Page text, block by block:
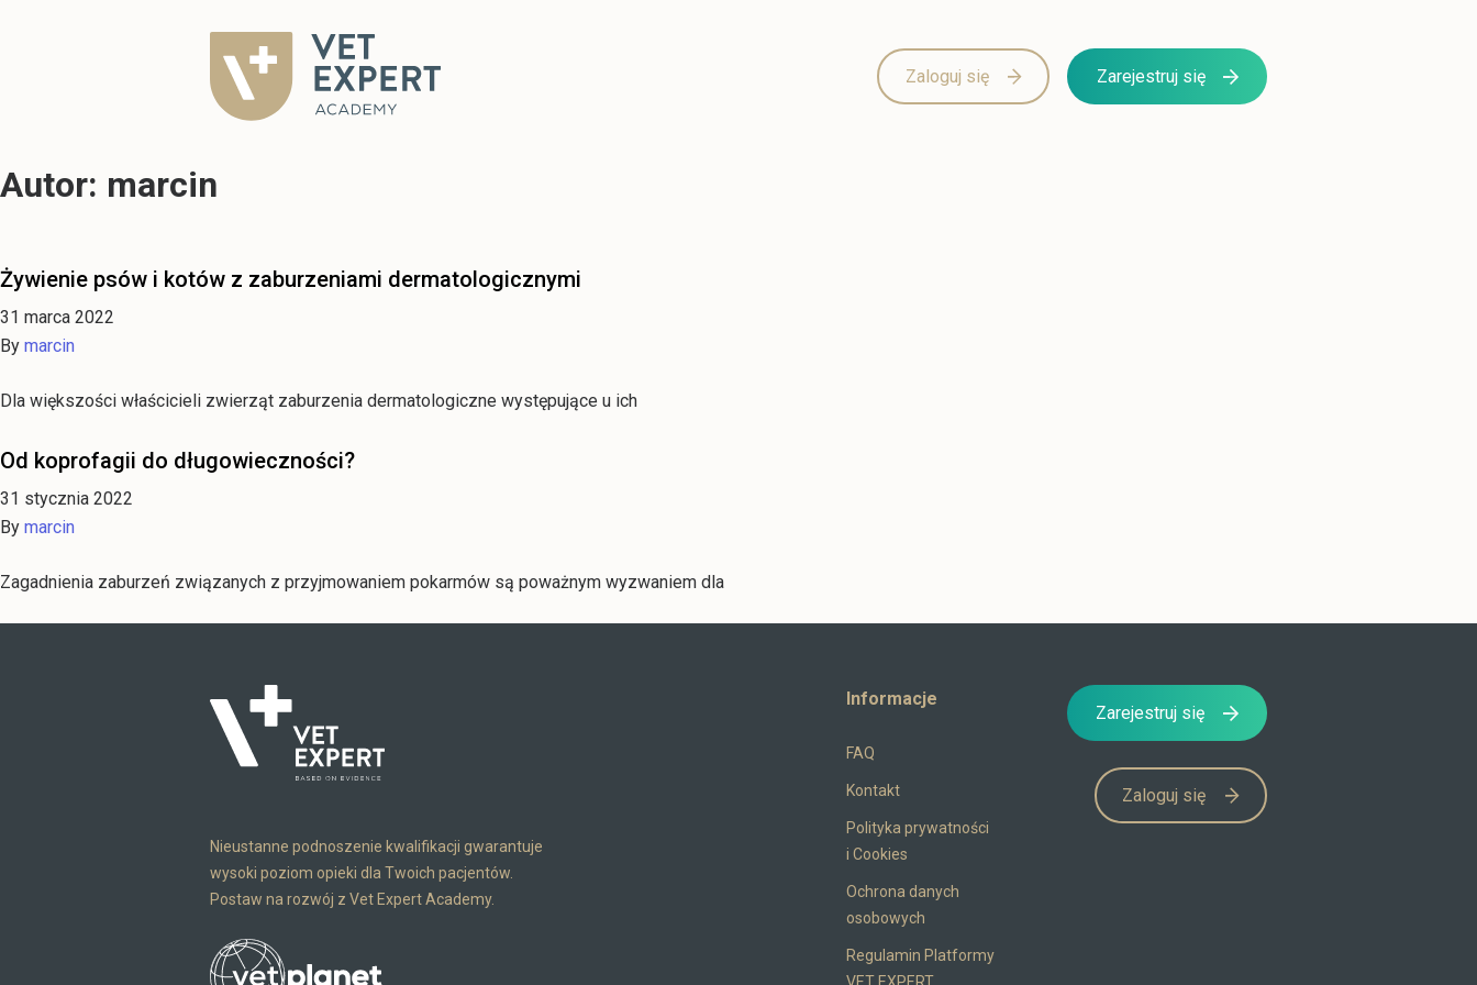
Zaloguj się Zarejestruj się
Autor: marcin
Żywienie psów i kotów z zaburzeniami dermatologicznymi
31 marca 2022
By marcin
Dla większości właścicieli zwierząt zaburzenia dermatologiczne występujące u ich
Od koprofagii do długowieczności?
31 stycznia 2022
By marcin
Zagadnienia zaburzeń związanych z przyjmowaniem pokarmów są poważnym wyzwaniem dla
Nieustanne podnoszenie kwalifikacji gwarantuje
wysoki poziom opieki dla Twoich pacjentów.
Postaw na rozwój z Vet Expert Academy.
Informacje
FAQ
Kontakt
Polityka prywatności
i Cookies
Ochrona danych
osobowych
Regulamin Platformy
Zarejestruj się
Zaloguj się